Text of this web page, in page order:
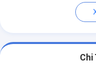
Chi